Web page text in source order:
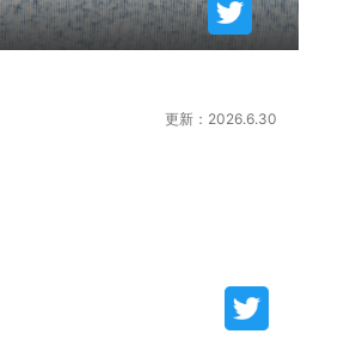
更新：2026.6.30